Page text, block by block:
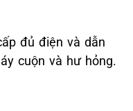
đủ điện và dẫn
cuộn và hư hỏng.